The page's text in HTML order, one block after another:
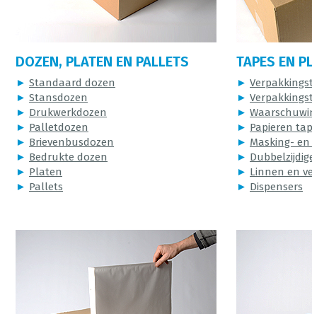
DOZEN, PLATEN EN PALLETS
► Standaard dozen
► Stansdozen
► Drukwerkdozen
► Palletdozen
► Brievenbusdozen
► Bedrukte dozen
► Platen
► Pallets
TAPES EN
►
►
►
► Papieren
► Masking-
►
► Linnen en
► Dispensers